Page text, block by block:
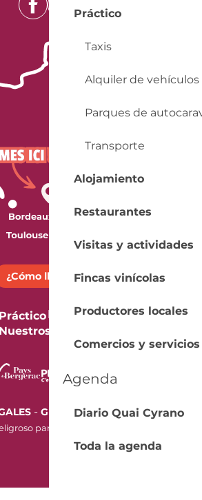
Práctico
Taxis
Alquiler de vehículos
Parques de
Transporte
Alojamiento
Restaurantes
Visitas y actividades
Fincas vinícolas
Productores locales
Comercios y servicios
Agenda
Diario Quai Cyrano
Toda la agenda
¿Cómo llegar?
Práctico
Nuestros folletos
- GESTION DES COOKIES
para la salud. Beba con moderación.